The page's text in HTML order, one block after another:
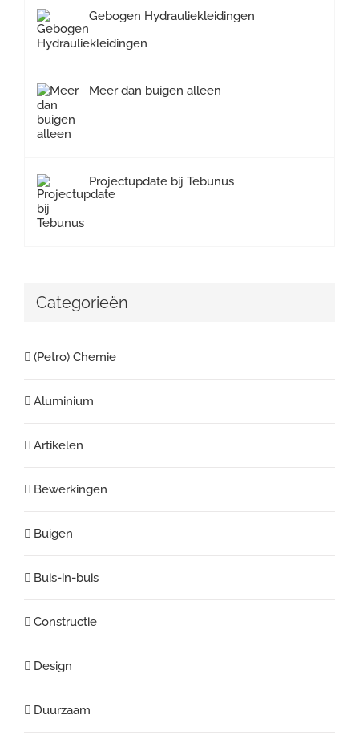
Gebogen Hydrauliekleidingen
Meer dan buigen alleen
Projectupdate bij Tebunus
Categorieën
(Petro) Chemie
Aluminium
Artikelen
Bewerkingen
Buigen
Buis-in-buis
Constructie
Design
Duurzaam